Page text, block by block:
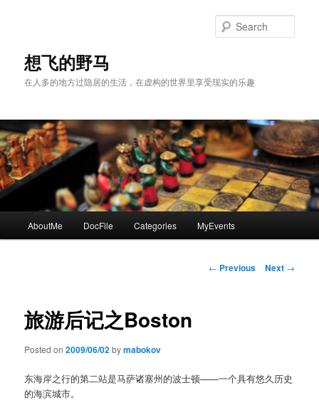
content想飞的野马
在人多的地方过隐居的生活，在虚构的世界里享受现实的乐趣
AboutMe DocFile Categories MyEvents
Post
← Previous Next →
旅游后记之Boston
Posted on2009/06/02bymabokov
东海岸之行的第二站是马萨诸塞州的波士顿——一个具有悠久历史
的海滨城市。